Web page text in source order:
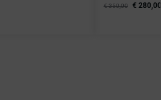
€350,00 € 280,00